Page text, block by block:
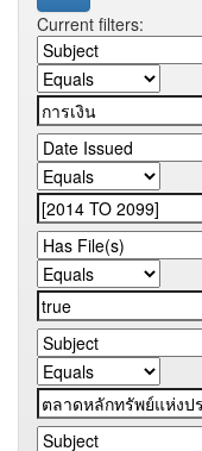
Current filters: